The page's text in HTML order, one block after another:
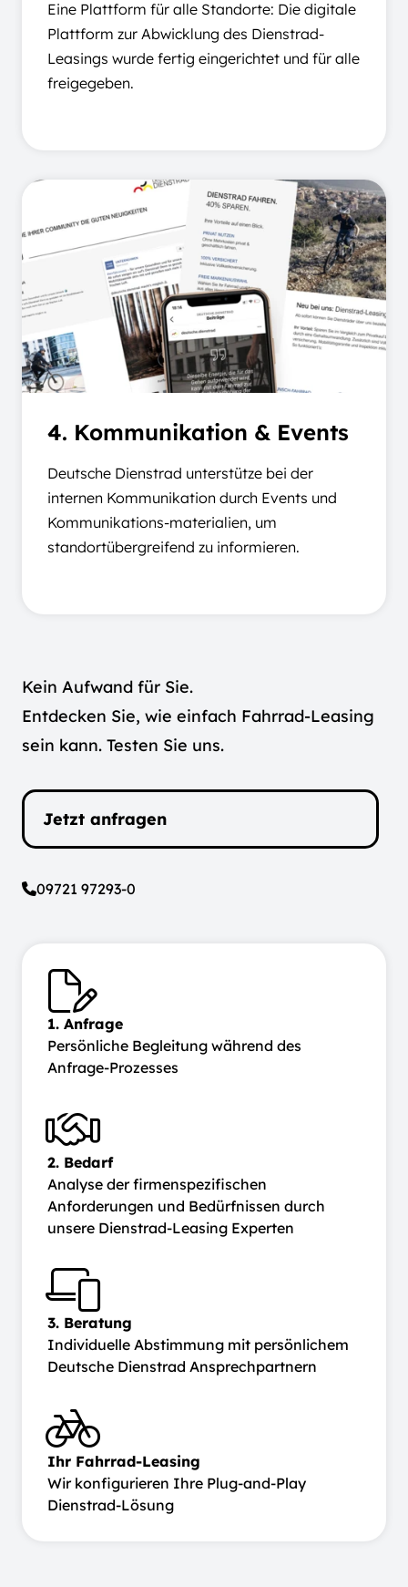
Eine Plattform für alle Standorte: Die digitale
Plattform zur Abwicklung des Dienstrad-
Leasings wurde fertig eingerichtet und für alle
freigegeben.
4. Kommunikation & Events
Deutsche Dienstrad unterstütze bei der
internen Kommunikation durch Events und
Kommunikations-materialien, um
standortübergreifend zu informieren.
Kein Aufwand für Sie.
Entdecken Sie, wie einfach Fahrrad-Leasing
sein kann. Testen Sie uns.
Jetzt anfragen
09721 97293-0
1. Anfrage
Persönliche Begleitung während des
Anfrage-Prozesses
2. Bedarf
Analyse der firmenspezifischen
Anforderungen und Bedürfnissen durch
unsere Dienstrad-Leasing Experten
3. Beratung
Individuelle Abstimmung mit persönlichem
Deutsche Dienstrad Ansprechpartnern
Ihr Fahrrad-Leasing
Wir konfigurieren Ihre Plug-and-Play
Dienstrad-Lösung